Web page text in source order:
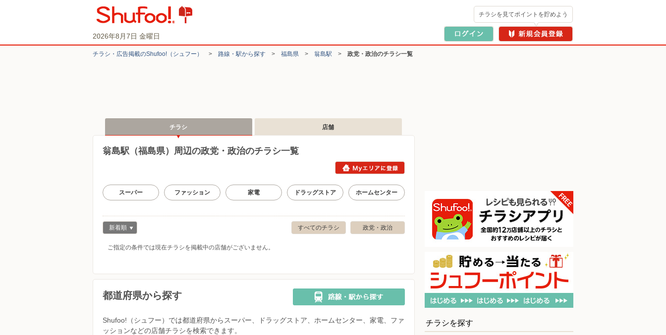
2026年8月7日 金曜日
チラシを見てポイントを貯めよう
チラシ・​広告掲載の​Shufoo!​（シュフー） > 路線・駅から探す > 福島県 > 翁島駅 > 政党・政治のチラシ一覧
チラシ 店舗
翁島駅（福島県）周辺の政党・政治のチラシ一覧
スーパー ファッション 家電 ドラッグストア ホームセンター
政党・政治
すべてのチラシ
新着順
ご指定の条件では現在チラシを掲載中の店舗がございません。
都道府県から探す
Shufoo!（シュフー）では都道府県からスーパー、ドラッグストア、ホームセンター、家電、ファ
ッションなどの店舗チラシを検索できます。
チラシを探す